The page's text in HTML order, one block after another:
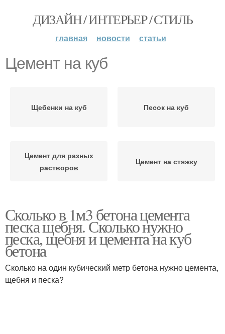
ДИЗАЙН / ИНТЕРЬЕР / СТИЛЬ
главная новости статьи
Цемент на куб
Щебенки на куб Песок на куб
Цемент для разных
растворов
Цемент на стяжку
Сколько в 1м3 бетона цемента
песка щебня. Сколько нужно
песка, щебня и цемента на куб
бетона
Сколько на один кубический метр бетона нужно цемента,
щебня и песка?